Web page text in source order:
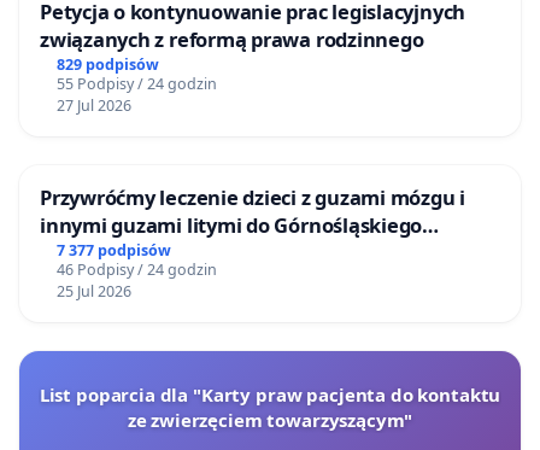
Petycja o kontynuowanie prac legislacyjnych
związanych z reformą prawa rodzinnego
829 podpisów
55 Podpisy / 24 godzin
27 Jul 2026
Przywróćmy leczenie dzieci z guzami mózgu i
innymi guzami litymi do Górnośląskiego
Centrum Zdrowia Dziecka w Katowicach
7 377 podpisów
46 Podpisy / 24 godzin
25 Jul 2026
List poparcia dla "Karty praw pacjenta do kontaktu
ze zwierzęciem towarzyszącym"